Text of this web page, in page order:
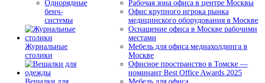
Однорядные
бенч-
системы
Журнальные
столики
Вешалки для
Рабочая зона офиса в центре Москвы
Офис крупного игрока рынка
медицинского оборудования в Москве
Оснащение офиса в Москве рабочими
местами
Мебель для офиса медиахолдинга в
Москве
Офисное пространство в Томске —
номинант Best Office Awards 2025
Мебель для офиса